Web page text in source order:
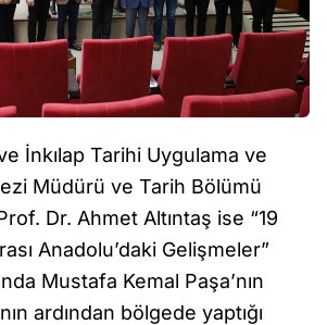
İnkılap Tarihi Uygulama ve
Müdürü ve Tarih Bölümü
Dr. Ahmet Altıntaş ise “19
Anadolu’daki Gelişmeler”
Mustafa Kemal Paşa’nın
ardından bölgede yaptığı